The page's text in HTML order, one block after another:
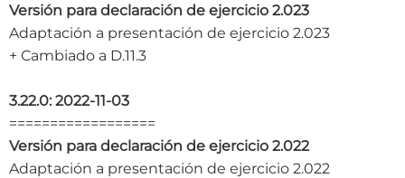
Versión para declaración de ejercicio 2.023
Adaptación a presentación de ejercicio 2.023
+ Cambiado a D.11.3
3.22.0: 2022-11-03
==================
Versión para declaración de ejercicio 2.022
Adaptación a presentación de ejercicio 2.022